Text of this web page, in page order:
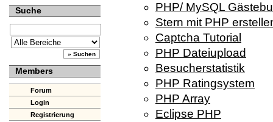
Suche
Members
Forum
Login
Registrierung
PHP/ MySQL
Stern mit PHP
Captcha Tutorial
PHP Dateiupload
Besucherstatistik
PHP Ratingsystem
PHP Array
Eclipse PHP